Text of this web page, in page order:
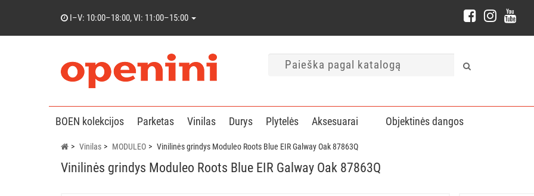
I–V: 10:00–18:00, VI: 11:00–15:00
BOEN kolekcijos Parketas Vinilas Durys Plytelės Aksesuarai Objektinės dangos
Vinilas MODULEO Vinilinės grindys Moduleo Roots Blue EIR Galway Oak 87863Q
Vinilinės grindys Moduleo Roots Blue EIR Galway Oak 87863Q